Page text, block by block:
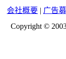
会社概要 | 广告
Copyright ©